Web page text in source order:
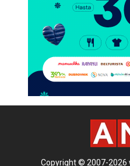
Copyright © 2007-2026